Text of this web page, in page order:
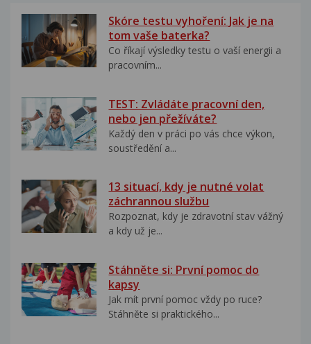
Skóre testu vyhoření: Jak je na
tom vaše baterka?
Co říkají výsledky testu o vaší energii a
pracovním...
TEST: Zvládáte pracovní den,
nebo jen přežíváte?
Každý den v práci po vás chce výkon,
soustředění a...
13 situací, kdy je nutné volat
záchrannou službu
Rozpoznat, kdy je zdravotní stav vážný
a kdy už je...
Stáhněte si: První pomoc do
kapsy
Jak mít první pomoc vždy po ruce?
Stáhněte si praktického...